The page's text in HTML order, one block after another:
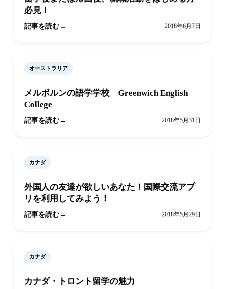
必見！
記事を読む 2018年6月7日
オーストラリア
メルボルンの語学学校 Greenwich English
College
記事を読む 2018年5月31日
カナダ
外国人の友達が欲しいあなた！国際交流アプ
リを利用してみよう！
記事を読む 2018年5月29日
カナダ
カナダ・トロント留学の魅力